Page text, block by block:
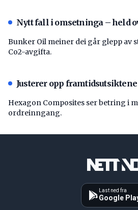
Nytt fall i omsetninga – held
Bunker Oil meiner dei går glepp av
Co2-avgifta.
Justerer opp framtidsutsiktene
Hexagon Composites ser betring i
ordreinngang.
Last ned fra
Google